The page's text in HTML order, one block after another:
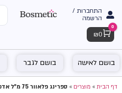
התחברות /
הרשמה
Cart
0
₪ 0
בושם לאישה בושם לגבר
דף הבית»מוצרים»ספרינג פלאוור 75 מ"ל אדפ מבית קריד – בושם לאישה